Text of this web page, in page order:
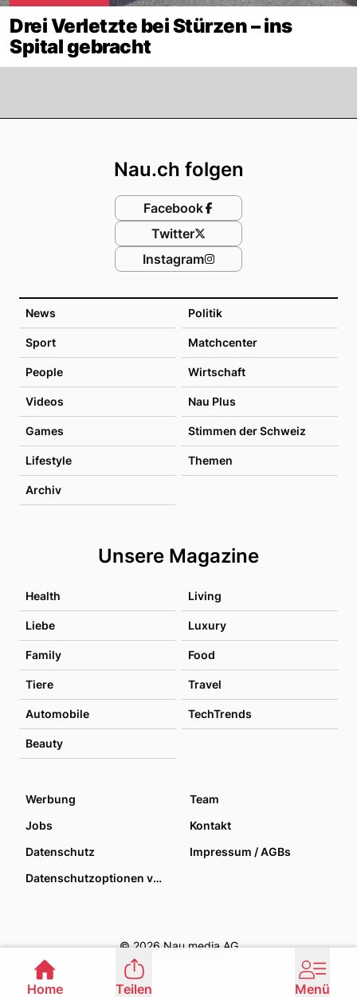
Drei Verletzte bei Stürzen – ins
Spital gebracht
News Politik
Sport Matchcenter
People Wirtschaft
Videos Nau Plus
Games Stimmen der Schweiz
Lifestyle Themen
Archiv
Unsere Magazine
Health Living
Liebe Luxury
Family Food
Tiere Travel
Automobile TechTrends
Beauty
Nau.ch folgen
Facebook
Twitter
Instagram
Werbung
Team
Jobs
Kontakt
Datenschutz
Impressum / AGBs
Datenschutzoptionen verwalten
© 2026 Nau media AG
Home Teilen Menü